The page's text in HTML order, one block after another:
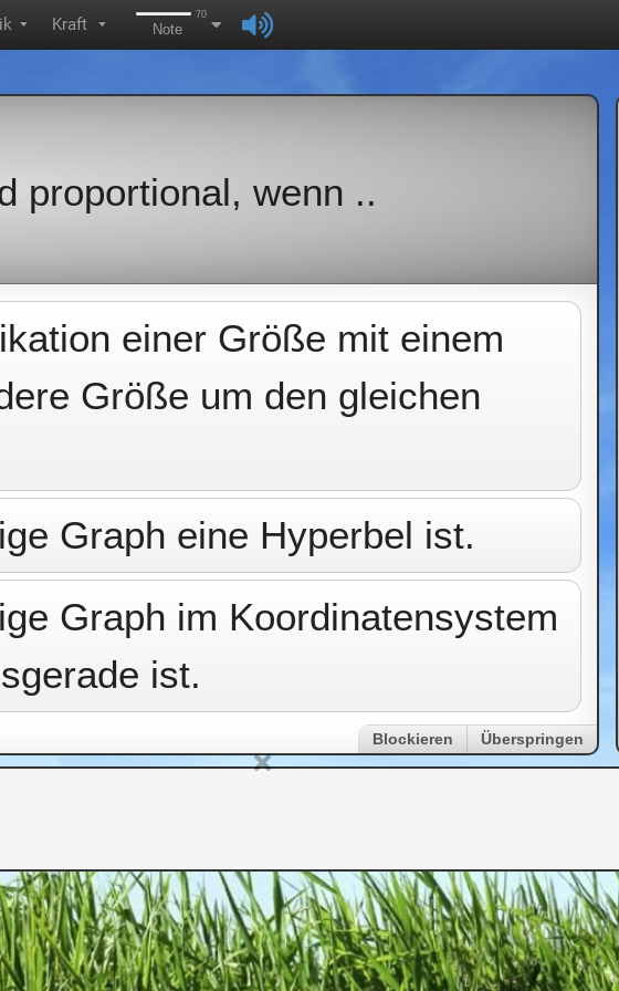
▼ Kraft ▼
70
Note
proportional, wenn ..
einer Größe mit einem
Größe um den gleichen
Graph eine Hyperbel ist.
Graph im Koordinatensystem
ist.
Blockieren Überspringen